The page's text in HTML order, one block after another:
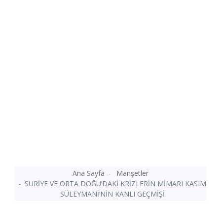
Ana Sayfa
Manşetler
SURİYE VE ORTA DOĞU’DAKİ KRİZLERİN MİMARI KASIM
SÜLEYMANİ’NİN KANLI GEÇMİŞİ